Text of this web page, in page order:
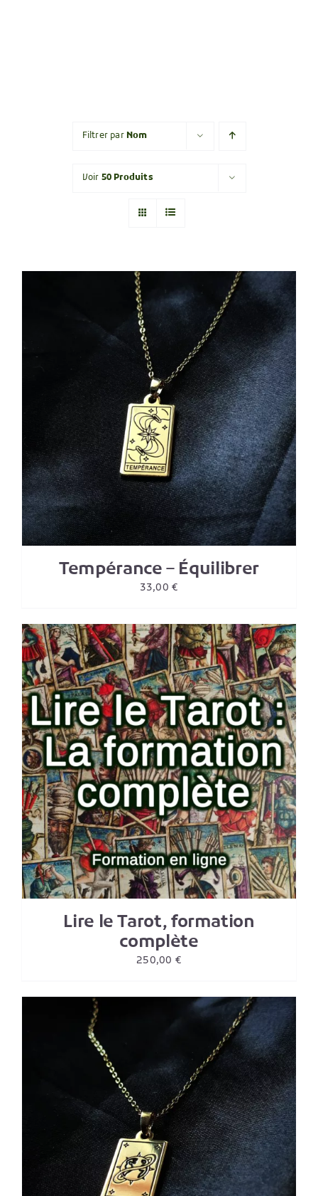
Filtrer par Nom
Voir 50 Produits
Tempérance – Équilibrer
33,00€
Lire le Tarot, formation
complète
250,00 €